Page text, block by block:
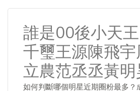
誰是00後小天
千璽王源陳飛
立農范丞丞黃明
如何判斷哪個明星近期圈粉最多？